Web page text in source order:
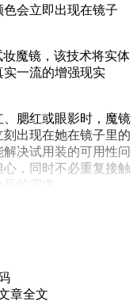
会立即出现在镜子
魔镜，该技术将实体
一流的增强现实
腮红或眼影时，魔镜
出现在她在镜子里的
决试用装的可用性问
，同时不必重复接触
的需求。
章全文